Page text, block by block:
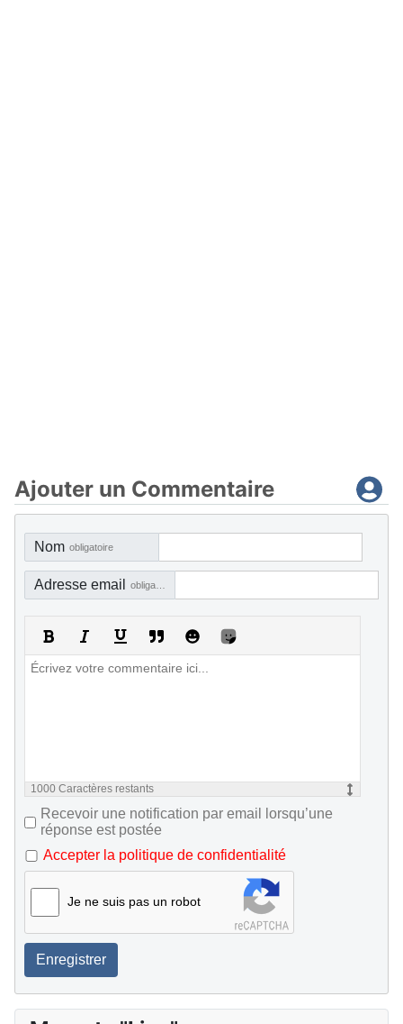
Ajouter un Commentaire
Nom obligatoire
Adresse email
1000 Caractères restants
Recevoir une notification par email lorsqu’une
réponse est postée
Accepter la politique de confidentialité
Je ne suis pas un robot
Enregistrer